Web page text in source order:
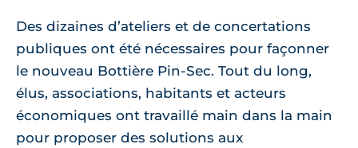
Des dizaines d’ateliers et de concertations
publiques ont été nécessaires pour façonner
le nouveau Bottière Pin-Sec. Tout du long,
élus, associations, habitants et acteurs
économiques ont travaillé main dans la main
pour proposer des solutions aux